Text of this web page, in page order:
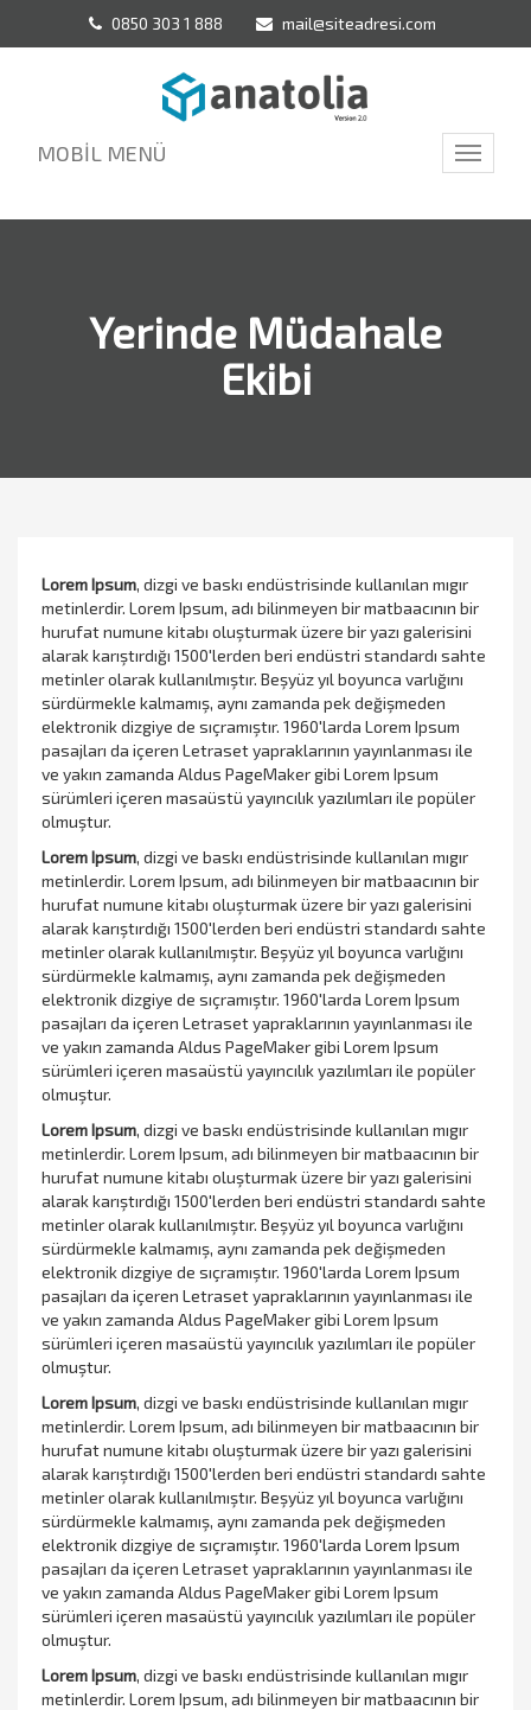
0850 303 1 888 mail@siteadresi.com
Toggle
MOBİL MENÜ
Yerinde Müdahale
Ekibi
Lorem Ipsum, dizgi ve baskı endüstrisinde kullanılan mıgır
metinlerdir. Lorem Ipsum, adı bilinmeyen bir matbaacının bir
hurufat numune kitabı oluşturmak üzere bir yazı galerisini
alarak karıştırdığı 1500'lerden beri endüstri standardı sahte
metinler olarak kullanılmıştır. Beşyüz yıl boyunca varlığını
sürdürmekle kalmamış, aynı zamanda pek değişmeden
elektronik dizgiye de sıçramıştır. 1960'larda Lorem Ipsum
pasajları da içeren Letraset yapraklarının yayınlanması ile
ve yakın zamanda Aldus PageMaker gibi Lorem Ipsum
sürümleri içeren masaüstü yayıncılık yazılımları ile popüler
olmuştur.
Lorem Ipsum, dizgi ve baskı endüstrisinde kullanılan mıgır
metinlerdir. Lorem Ipsum, adı bilinmeyen bir matbaacının bir
hurufat numune kitabı oluşturmak üzere bir yazı galerisini
alarak karıştırdığı 1500'lerden beri endüstri standardı sahte
metinler olarak kullanılmıştır. Beşyüz yıl boyunca varlığını
sürdürmekle kalmamış, aynı zamanda pek değişmeden
elektronik dizgiye de sıçramıştır. 1960'larda Lorem Ipsum
pasajları da içeren Letraset yapraklarının yayınlanması ile
ve yakın zamanda Aldus PageMaker gibi Lorem Ipsum
sürümleri içeren masaüstü yayıncılık yazılımları ile popüler
olmuştur.
Lorem Ipsum, dizgi ve baskı endüstrisinde kullanılan mıgır
metinlerdir. Lorem Ipsum, adı bilinmeyen bir matbaacının bir
hurufat numune kitabı oluşturmak üzere bir yazı galerisini
alarak karıştırdığı 1500'lerden beri endüstri standardı sahte
metinler olarak kullanılmıştır. Beşyüz yıl boyunca varlığını
sürdürmekle kalmamış, aynı zamanda pek değişmeden
elektronik dizgiye de sıçramıştır. 1960'larda Lorem Ipsum
pasajları da içeren Letraset yapraklarının yayınlanması ile
ve yakın zamanda Aldus PageMaker gibi Lorem Ipsum
sürümleri içeren masaüstü yayıncılık yazılımları ile popüler
olmuştur.
Lorem Ipsum, dizgi ve baskı endüstrisinde kullanılan mıgır
metinlerdir. Lorem Ipsum, adı bilinmeyen bir matbaacının bir
hurufat numune kitabı oluşturmak üzere bir yazı galerisini
alarak karıştırdığı 1500'lerden beri endüstri standardı sahte
metinler olarak kullanılmıştır. Beşyüz yıl boyunca varlığını
sürdürmekle kalmamış, aynı zamanda pek değişmeden
elektronik dizgiye de sıçramıştır. 1960'larda Lorem Ipsum
pasajları da içeren Letraset yapraklarının yayınlanması ile
ve yakın zamanda Aldus PageMaker gibi Lorem Ipsum
sürümleri içeren masaüstü yayıncılık yazılımları ile popüler
olmuştur.
Lorem Ipsum, dizgi ve baskı endüstrisinde kullanılan mıgır
metinlerdir. Lorem Ipsum, adı bilinmeyen bir matbaacının bir